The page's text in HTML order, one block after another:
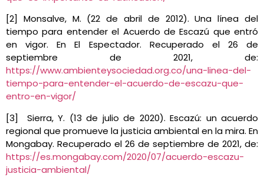
[2] Monsalve, M. (22 de abril de 2012). Una línea del
tiempo para entender el Acuerdo de Escazú que entró
en vigor. En El Espectador. Recuperado el 26 de
septiembre de 2021, de:
https://www.ambienteysociedad.org.co/una-linea-del-
tiempo-para-entender-el-acuerdo-de-escazu-que-
entro-en-vigor/
[3] Sierra, Y. (13 de julio de 2020). Escazú: un acuerdo
regional que promueve la justicia ambiental en la mira. En
Mongabay. Recuperado el 26 de septiembre de 2021, de:
https://es.mongabay.com/2020/07/acuerdo-escazu-
justicia-ambiental/